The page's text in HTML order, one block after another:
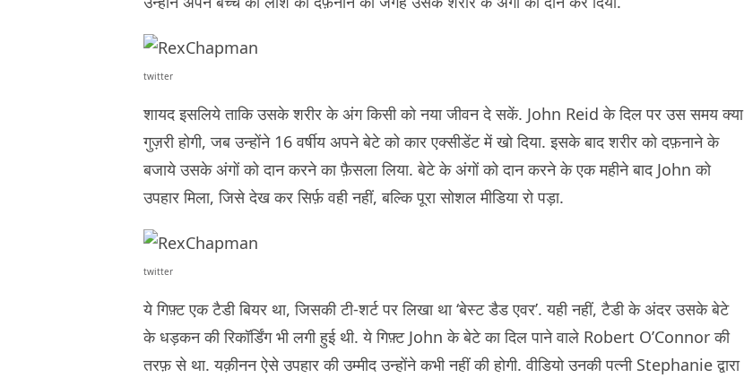
twitter
शायद इसलिये ताकि उसके शरीर के अंग किसी को नया जीवन दे सकें. John Reid के दिल पर उस समय क्या
गुज़री होगी, जब उन्होंने 16 वर्षीय अपने बेटे को कार एक्सीडेंट में खो दिया. इसके बाद शरीर को दफ़नाने के
बजाये उसके अंगों को दान करने का फ़ैसला लिया. बेटे के अंगों को दान करने के एक महीने बाद John को
उपहार मिला, जिसे देख कर सिर्फ़ वही नहीं, बल्कि पूरा सोशल मीडिया रो पड़ा.
twitter
ये गिफ़्ट एक टैडी बियर था, जिसकी टी-शर्ट पर लिखा था ‘बेस्ट डैड एवर’. यही नहीं, टैडी के अंदर उसके बेटे
के धड़कन की रिकॉर्डिंग भी लगी हुई थी. ये गिफ़्ट John के बेटे का दिल पाने वाले Robert O’Connor की
तरफ़ से था. यक़ीनन ऐसे उपहार की उम्मीद उन्होंने कभी नहीं की होगी. वीडियो उनकी पत्नी Stephanie द्वारा